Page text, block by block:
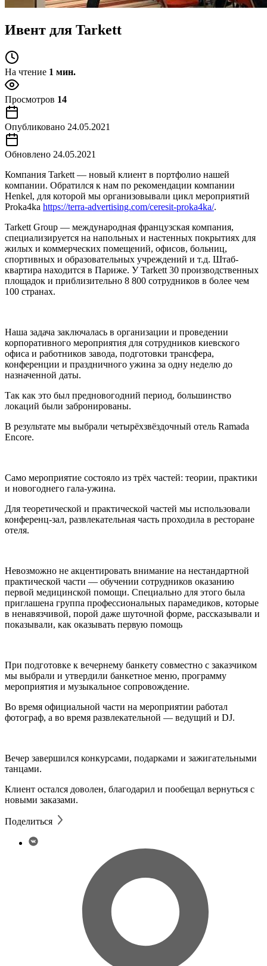
Ивент для Tarkett
На чтение 1 мин.
Просмотров 14
Опубликовано 24.05.2021
Обновлено 24.05.2021
Компания Tarkett — новый клиент в портфолио нашей
компании. Обратился к нам по рекомендации компании
Henkel, для которой мы организовывали цикл мероприятий
Proka4ka https://terra-advertising.com/ceresit-proka4ka/.
Tarkett Group — международная французская компания,
специализируется на напольных и настенных покрытиях для
жилых и коммерческих помещений, офисов, больниц,
спортивных и образовательных учреждений и т.д. Штаб-
квартира находится в Париже. У Tarkett 30 производственных
площадок и приблизительно 8 800 сотрудников в более чем
100 странах.
Наша задача заключалась в организации и проведении
корпоративного мероприятия для сотрудников киевского
офиса и работников завода, подготовки трансфера,
конференции и праздничного ужина за одну неделю до
назначенной даты.
Так как это был предновогодний период, большинство
локаций были забронированы.
В результате мы выбрали четырёхзвёздочный отель Ramada
Encore.
Само мероприятие состояло из трёх частей: теории, практики
и новогоднего гала-ужина.
Для теоретической и практической частей мы использовали
конференц-зал, развлекательная часть проходила в ресторане
отеля.
Невозможно не акцентировать внимание на нестандартной
практической части — обучении сотрудников оказанию
первой медицинской помощи. Специально для этого была
приглашена группа профессиональных парамедиков, которые
в ненавязчивой, порой даже шуточной форме, рассказывали и
показывали, как оказывать первую помощь
При подготовке к вечернему банкету совместно с заказчиком
мы выбрали и утвердили банкетное меню, программу
мероприятия и музыкальное сопровождение.
Во время официальной части на мероприятии работал
фотограф, а во время развлекательной — ведущий и DJ.
Вечер завершился конкурсами, подарками и зажигательными
танцами.
Клиент остался доволен, благодарил и пообещал вернуться с
новыми заказами.
Поделиться